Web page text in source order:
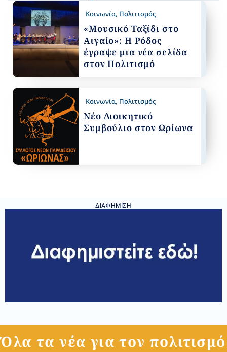
Κοινωνία, Πολιτισμός
«Μουσικό Ταξίδι στο
Αιγαίο»: Η Ρόδος
έγραψε μια νέα σελίδα
στον Πολιτισμό
Κοινωνία, Πολιτισμός
Νέο Διοικητικό
Συμβούλιο στον Ωρίωνα
ΔΙΑΦΉΜΙΣΗ
Όλα τα νέα για τον πολιτισμό